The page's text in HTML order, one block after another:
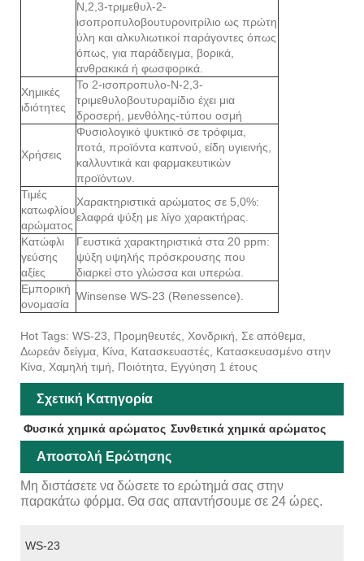
Ν,2,3-τριμεθυλ-2-
ισοπροπυλοβουτυρονιτρίλιο ως πρώτη
ύλη και αλκυλιωτικοί παράγοντες όπως
όπως, για παράδειγμα, βορικά,
ανθρακικά ή φωσφορικά.
Χημικές
ιδιότητες
Το 2-ισοπροπυλο-Ν-2,3-
τριμεθυλοβουτυραμίδιο έχει μια
δροσερή, μενθόλης-τύπου οσμή
Χρήσεις
Φυσιολογικό ψυκτικό σε τρόφιμα,
ποτά, προϊόντα καπνού, είδη υγιεινής,
καλλυντικά και φαρμακευτικών
προϊόντων.
Τιμές
κατωφλίου
αρώματος
Χαρακτηριστικά αρώματος σε 5,0%:
ελαφρά ψύξη με λίγο χαρακτήρας.
Κατώφλι
γεύσης
αξίες
Γευστικά χαρακτηριστικά στα 20 ppm:
ψύξη υψηλής πρόσκρουσης που
διαρκεί στο γλώσσα και υπερώα.
Εμπορική
ονομασία
Winsense WS-23 (Renessence).
Hot Tags: WS-23, Προμηθευτές, Χονδρική, Σε απόθεμα,
Δωρεάν δείγμα, Κίνα, Κατασκευαστές, Κατασκευασμένο στην
Κίνα, Χαμηλή τιμή, Ποιότητα, Εγγύηση 1 έτους
Σχετική Κατηγορία
Φυσικά χημικά αρώματος Συνθετικά χημικά αρώματος
Αποστολή Ερώτησης
Μη διστάσετε να δώσετε το ερώτημά σας στην
παρακάτω φόρμα. Θα σας απαντήσουμε σε 24 ώρες.